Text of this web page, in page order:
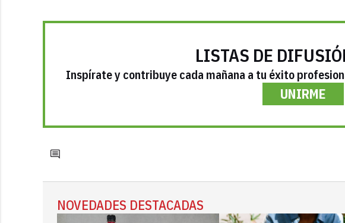
LISTAS DE
Inspírate y contribuye cada mañana a tu éxito
UNIRME
NOVEDADES DESTACADAS